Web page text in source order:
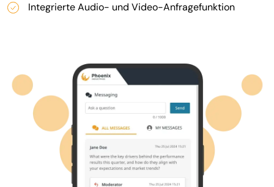
Integrierte Audio- und Video-Anfragefunktion